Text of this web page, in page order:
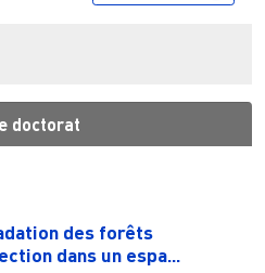
doctorat
des forêts
dans un espa...